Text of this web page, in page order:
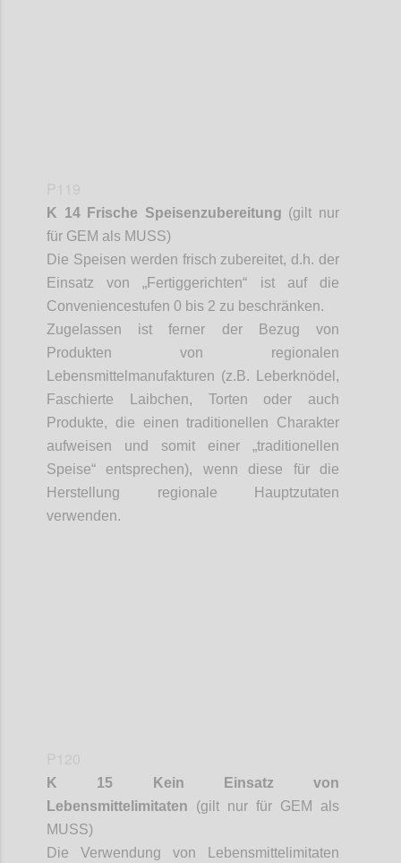
K 14 Frische Speisenzubereitung (gilt nur
für GEM als MUSS)
Die Speisen werden frisch zubereitet, d.h. der
Einsatz von „Fertiggerichten“ ist auf die
Conveniencestufen 0 bis 2 zu beschränken.
Zugelassen ist ferner der Bezug von
Produkten von regionalen
Lebensmittelmanufakturen (z.B. Leberknödel,
Faschierte Laibchen, Torten oder auch
Produkte, die einen traditionellen Charakter
aufweisen und somit einer „traditionellen
Speise“ entsprechen), wenn diese für die
Herstellung regionale Hauptzutaten
verwenden.
K 15 Kein Einsatz von
Lebensmittelimitaten (gilt nur für GEM als
MUSS)
Die Verwendung von Lebensmittelimitaten